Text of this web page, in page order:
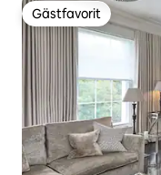
Gästfavorit
Gästfavorit